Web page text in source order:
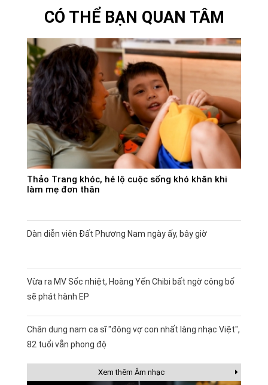
CÓ THỂ BẠN QUAN TÂM
Thảo Trang khóc, hé lộ cuộc sống khó khăn khi
làm mẹ đơn thân
Dàn diễn viên Đất Phương Nam ngày ấy, bây giờ
Vừa ra MV Sốc nhiệt, Hoàng Yến Chibi bất ngờ công bố
sẽ phát hành EP
Chân dung nam ca sĩ "đông vợ con nhất làng nhạc Việt",
82 tuổi vẫn phong độ
Xem thêm Âm nhạc